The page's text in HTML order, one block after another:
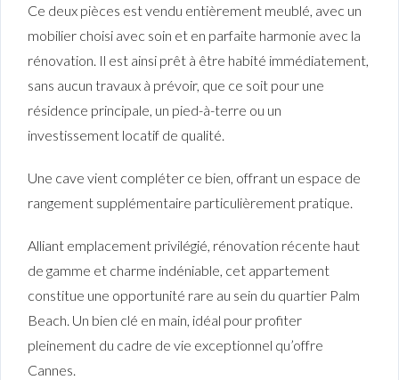
Ce deux pièces est vendu entièrement meublé, avec un
mobilier choisi avec soin et en parfaite harmonie avec la
rénovation. Il est ainsi prêt à être habité immédiatement,
sans aucun travaux à prévoir, que ce soit pour une
résidence principale, un pied-à-terre ou un
investissement locatif de qualité.
Une cave vient compléter ce bien, offrant un espace de
rangement supplémentaire particulièrement pratique.
Alliant emplacement privilégié, rénovation récente haut
de gamme et charme indéniable, cet appartement
constitue une opportunité rare au sein du quartier Palm
Beach. Un bien clé en main, idéal pour profiter
pleinement du cadre de vie exceptionnel qu’offre
Cannes.